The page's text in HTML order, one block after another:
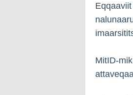
MitID-